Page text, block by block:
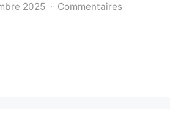
2025
Commentaires